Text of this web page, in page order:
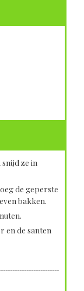
ze in
de geperste
bakken.
en de santen